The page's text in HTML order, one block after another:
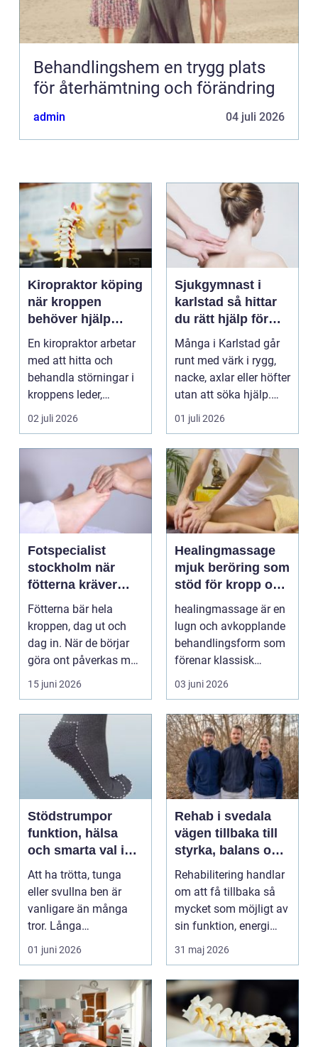
Behandlingshem en trygg plats
för återhämtning och förändring
admin 04 juli 2026
Kiropraktor köping
när kroppen
behöver hjälp
tillbaka
En kiropraktor arbetar
med att hitta och
behandla störningar i
kroppens leder,
muskler och
nervsyste...
02 juli 2026
Sjukgymnast i
karlstad så hittar
du rätt hjälp för
kroppen
Många i Karlstad går
runt med värk i rygg,
nacke, axlar eller höfter
utan att söka hjälp.
Andra har ...
01 juli 2026
Fotspecialist
stockholm när
fötterna kräver
mer än vanliga
sulor
Fötterna bär hela
kroppen, dag ut och
dag in. När de börjar
göra ont påverkas mer
15 juni 2026
Healingmassage
mjuk beröring som
stöd för kropp och
själ
healingmassage är en
lugn och avkopplande
behandlingsform som
förenar klassisk
massage med
energibas...
03 juni 2026
Stödstrumpor
funktion, hälsa
och smarta val i
vardagen
Att ha trötta, tunga
eller svullna ben är
vanligare än många
tror. Långa
arbetsdagar på hårda
golv, ...
01 juni 2026
Rehab i svedala
vägen tillbaka till
styrka, balans och
vardag
Rehabilitering handlar
om att få tillbaka så
mycket som möjligt av
sin funktion, energi
och trygghet...
31 maj 2026